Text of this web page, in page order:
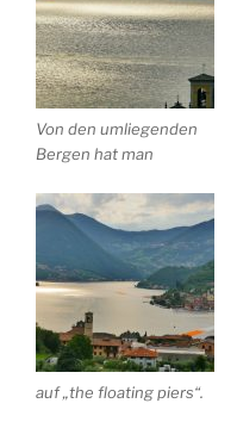
Von den umliegenden
Bergen hat man
auf „the floating piers“.